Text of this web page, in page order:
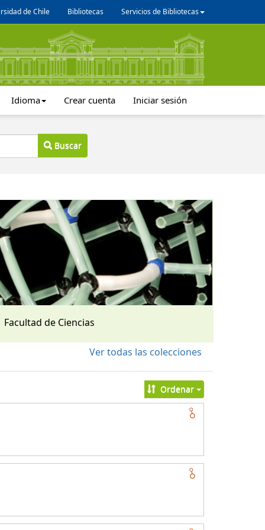
de Chile Bibliotecas Servicios de Bibliotecas
Idioma Crear cuenta Iniciar sesión
Buscar
Facultad de Ciencias
Ver todas las colecciones
Ordenar